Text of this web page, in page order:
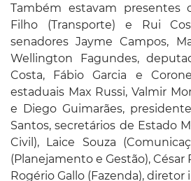
Também estavam presentes
Filho (Transporte) e Rui
senadores Jayme Campos,
Wellington Fagundes,
Costa, Fábio Garcia e
estaduais Max Russi, Valmir
e Diego Guimarães,
Santos, secretários de Estado
Civil), Laice Souza
(Planejamento e Gestão), César
Rogério Gallo (Fazenda),